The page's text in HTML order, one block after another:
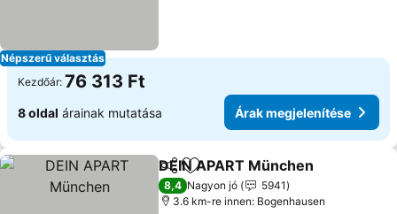
Népszerű választás
Kezdőár: 76 313 Ft
8 oldal árainak mutatása Árak megjelenítése
Megosztás
Hozzáadás a kedvencekhez
DEIN APART München
8,4 Nagyon jó
5941
3.6 km-re innen: Bogenhausen